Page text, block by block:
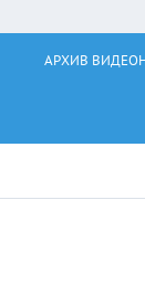
АРХИВ